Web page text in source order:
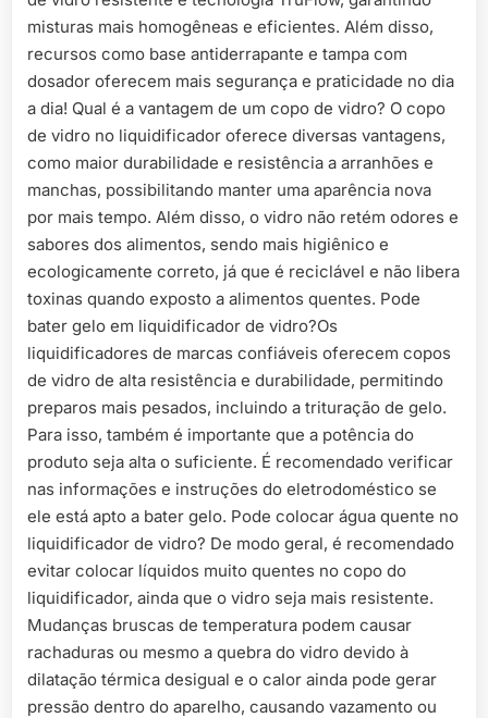
misturas mais homogêneas e eficientes. Além disso,
recursos como base antiderrapante e tampa com
dosador oferecem mais segurança e praticidade no dia
a dia! Qual é a vantagem de um copo de vidro? O copo
de vidro no liquidificador oferece diversas vantagens,
como maior durabilidade e resistência a arranhões e
manchas, possibilitando manter uma aparência nova
por mais tempo. Além disso, o vidro não retém odores e
sabores dos alimentos, sendo mais higiênico e
ecologicamente correto, já que é reciclável e não libera
toxinas quando exposto a alimentos quentes. Pode
bater gelo em liquidificador de vidro?Os
liquidificadores de marcas confiáveis oferecem copos
de vidro de alta resistência e durabilidade, permitindo
preparos mais pesados, incluindo a trituração de gelo.
Para isso, também é importante que a potência do
produto seja alta o suficiente. É recomendado verificar
nas informações e instruções do eletrodoméstico se
ele está apto a bater gelo. Pode colocar água quente no
liquidificador de vidro? De modo geral, é recomendado
evitar colocar líquidos muito quentes no copo do
liquidificador, ainda que o vidro seja mais resistente.
Mudanças bruscas de temperatura podem causar
rachaduras ou mesmo a quebra do vidro devido à
dilatação térmica desigual e o calor ainda pode gerar
pressão dentro do aparelho, causando vazamento ou